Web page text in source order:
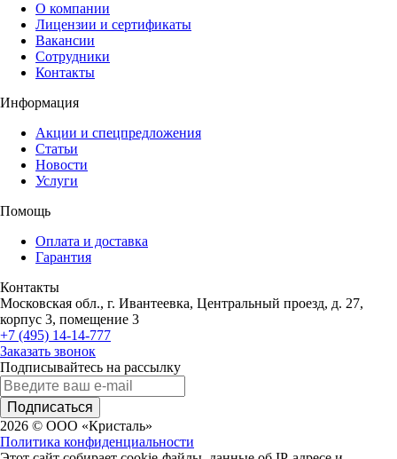
О компании
Лицензии и сертификаты
Вакансии
Сотрудники
Контакты
Информация
Акции и спецпредложения
Статьи
Новости
Услуги
Помощь
Оплата и доставка
Гарантия
Контакты
Московская обл., г. Ивантеевка, Центральный проезд, д. 27,
корпус 3, помещение 3
+7 (495) 14-14-777
Заказать звонок
Подписывайтесь на рассылку
Подписаться
2026 © ООО «Кристаль»
Политика конфиденциальности